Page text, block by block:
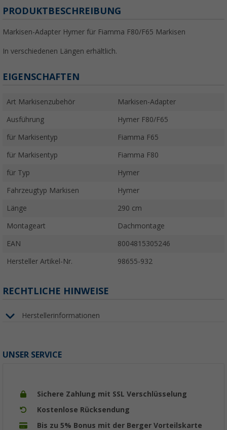
PRODUKTBESCHREIBUNG
Markisen-Adapter Hymer für Fiamma F80/F65 Markisen
In verschiedenen Längen erhältlich.
EIGENSCHAFTEN
Art Markisenzubehör Markisen-Adapter
Ausführung Hymer F80/F65
für Markisentyp Fiamma F65
für Markisentyp Fiamma F80
für Typ Hymer
Fahrzeugtyp Markisen Hymer
Länge 290 cm
Montageart Dachmontage
EAN 8004815305246
Hersteller Artikel-Nr. 98655-932
RECHTLICHE HINWEISE
Herstellerinformationen
UNSER SERVICE
Sichere Zahlung mit SSL Verschlüsselung
Kostenlose Rücksendung
Bis zu 5% Bonus mit der Berger Vorteilskarte